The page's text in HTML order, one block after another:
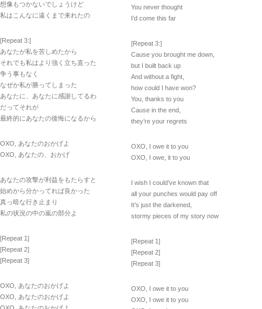
想像もつかないでしょうけど
私はこんなに遠くまで来れたの
[Repeat 3:]
あなたが私を苦しめたから
それでも私はより強く立ち直った
争う事もなく
なぜか私が勝ってしまった
あなたに、あなたに感謝してるわ
だってそれが
最終的にあなたの後悔になるから
OXO, あなたのおかげよ
OXO, あなたの、おかげ
あなたの攻撃が利益をもたらすと
始めから分かってれば良かった
真っ暗な行き止まり
私の状況の中の嵐の部分よ
[Repeat 1]
[Repeat 2]
[Repeat 3]
OXO, あなたのおかげよ
OXO, あなたのおかげよ
You never thought
I’d come this far
[Repeat 3:]
Cause you brought me down,
but I built back up
And without a fight,
how could I have won?
You, thanks to you
Cause in the end,
they’re your regrets
OXO, I owe it to you
OXO, I owe, it to you
I wish I could’ve known that
all your punches would pay off
It’s just the darkened,
stormy pieces of my story now
[Repeat 1]
[Repeat 2]
[Repeat 3]
OXO, I owe it to you
OXO, I owe it to you